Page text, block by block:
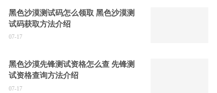
黑色沙漠测试码怎么领取 黑色沙漠测
试码获取方法介绍
07-17
黑色沙漠先锋测试资格怎么查 先锋测
试资格查询方法介绍
07-17